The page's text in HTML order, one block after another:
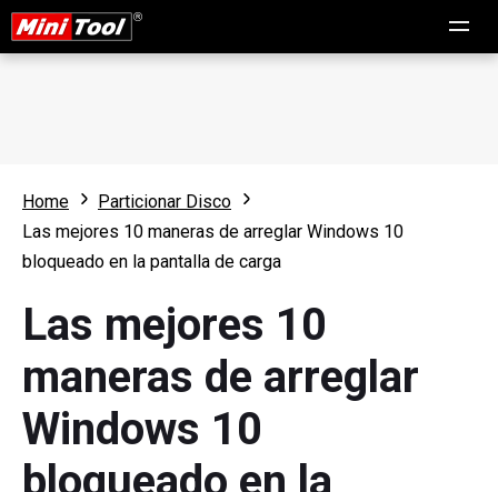
Home
Particionar Disco
Las mejores 10 maneras de arreglar Windows 10
bloqueado en la pantalla de carga
Las mejores 10
maneras de arreglar
Windows 10
bloqueado en la